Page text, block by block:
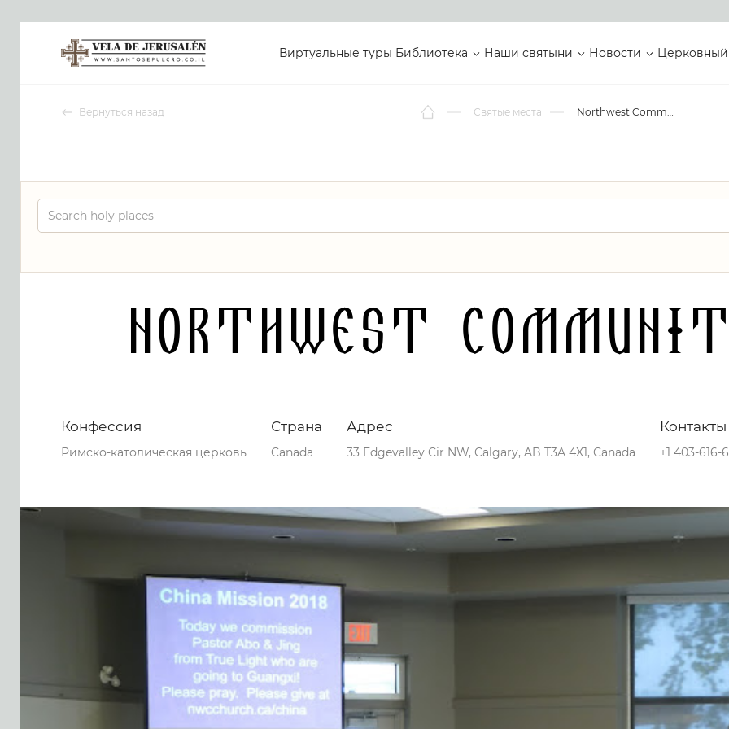
Виртуальные туры Библиотека Наши святыни Новости Церковный
Вернуться назад Святые места Northwest Community Church
Northwest
Конфессия
Римско-католическая церковь
Страна
Canada
Адрес
33 Edgevalley Cir NW, Calgary, AB T3A 4X1, Canada
Контакты
+1 403-616-